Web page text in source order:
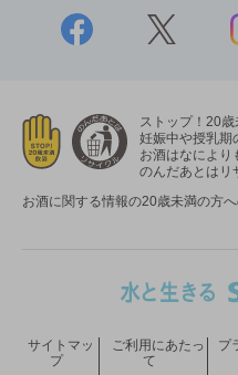
ストップ！20歳
妊娠中や授乳期
お酒はなにより
のんだあとはリ
お酒に関する情報の20歳未満の方
サイトマッ
プ
ご利用にあたっ
て
プ